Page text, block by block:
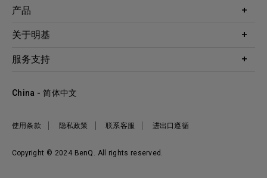
产品
投影机
WiT智能灯
关于明基
公司简介
企业社会责任
服务支持
档案下载与常见问题
Copyright © 2024 BenQ. All rights reserved.
使用条款 隐私政策 联系客服 进出口遵循
China - 简体中文